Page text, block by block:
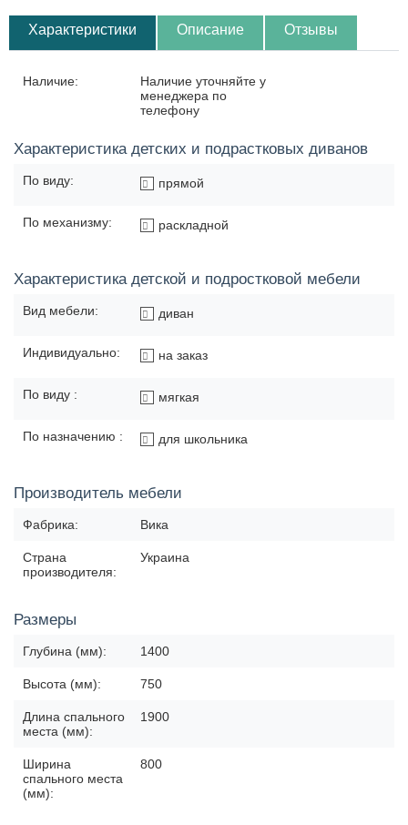
Характеристики Описание Отзывы
Наличие:
Наличие уточняйте у
менеджера по
телефону
Характеристика детских и подрастковых диванов
По виду: прямой
По механизму: раскладной
Характеристика детской и подростковой мебели
Вид мебели: диван
Индивидуально: на заказ
По виду : мягкая
По назначению : для школьника
Производитель мебели
Фабрика: Вика
Страна
производителя:
Украина
Размеры
Глубина (мм): 1400
Высота (мм): 750
Длина спального
места (мм):
1900
Ширина
спального места
(мм):
800